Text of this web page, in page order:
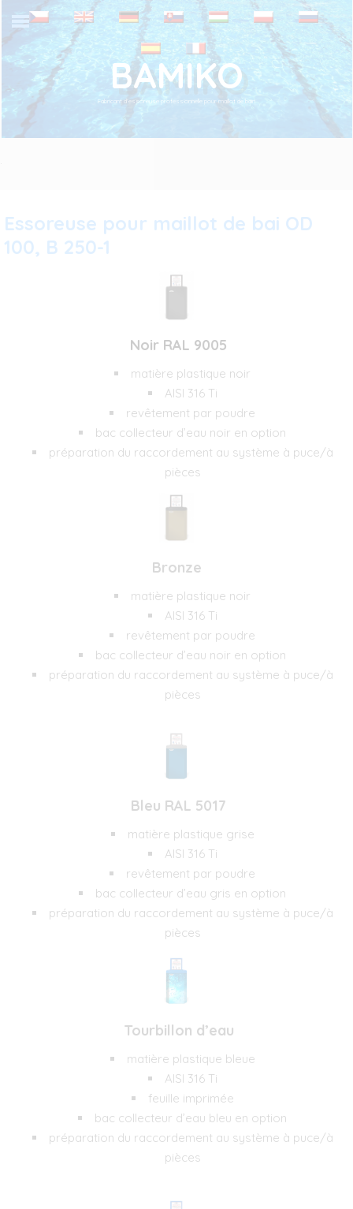
BAMIKO
Fabricant d’essoreuse professionnelle pour maillot de bain
Essoreuse pour maillot de bai OD
100, B 250-1
Noir RAL 9005
matière plastique noir
AISI 316 Ti
revêtement par poudre
bac collecteur d’eau noir en option
préparation du raccordement au système à puce/à
pièces
Bronze
matière plastique noir
AISI 316 Ti
revêtement par poudre
bac collecteur d’eau noir en option
préparation du raccordement au système à puce/à
pièces
Bleu RAL 5017
matière plastique grise
AISI 316 Ti
revêtement par poudre
bac collecteur d’eau gris en option
préparation du raccordement au système à puce/à
pièces
Tourbillon d’eau
matière plastique bleue
AISI 316 Ti
feuille imprimée
bac collecteur d’eau bleu en option
préparation du raccordement au système à puce/à
pièces